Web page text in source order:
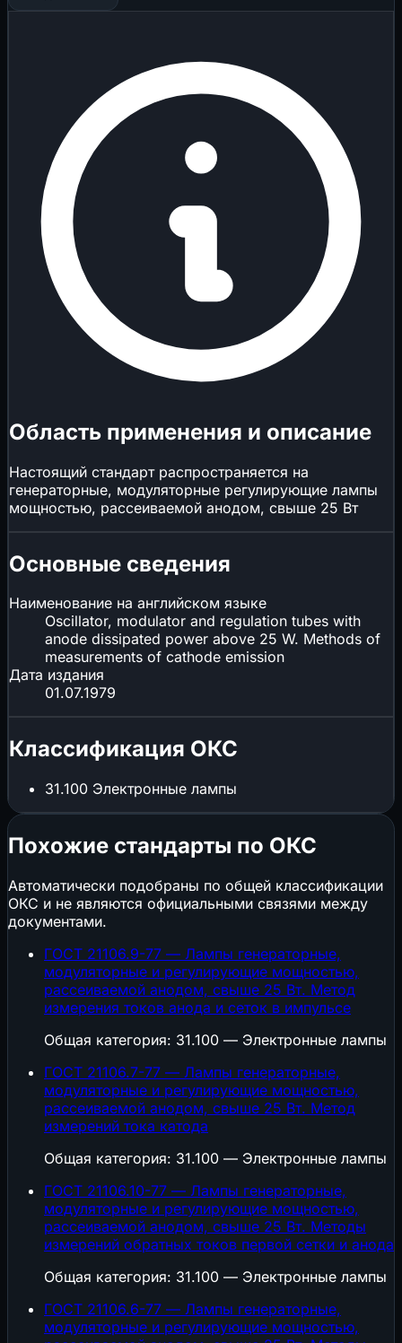
Область применения и описание
Настоящий стандарт распространяется на
генераторные, модуляторные регулирующие лампы
мощностью, рассеиваемой анодом, свыше 25 Вт
Основные сведения
Наименование на английском языке
Oscillator, modulator and regulation tubes with
anode dissipated power above 25 W. Methods of
measurements of cathode emission
Дата издания
01.07.1979
Классификация ОКС
31.100 Электронные лампы
Похожие стандарты по ОКС
Автоматически подобраны по общей классификации
ОКС и не являются официальными связями между
документами.
ГОСТ 21106.9-77 — Лампы генераторные,
модуляторные и регулирующие мощностью,
рассеиваемой анодом, свыше 25 Вт. Метод
измерения токов анода и сеток в импульсе
Общая категория: 31.100 — Электронные лампы
ГОСТ 21106.7-77 — Лампы генераторные,
модуляторные и регулирующие мощностью,
рассеиваемой анодом, свыше 25 Вт. Метод
измерений тока катода
Общая категория: 31.100 — Электронные лампы
ГОСТ 21106.10-77 — Лампы генераторные,
модуляторные и регулирующие мощностью,
рассеиваемой анодом, свыше 25 Вт. Методы
измерений обратных токов первой сетки и анода
Общая категория: 31.100 — Электронные лампы
ГОСТ 21106.6-77 — Лампы генераторные,
модуляторные и регулирующие мощностью,